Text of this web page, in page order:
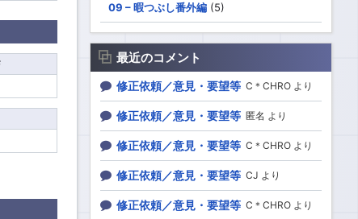
09 – 暇つぶし番外編 (5)
最近のコメント
修正依頼／意見・要望等 C＊CHRO より
修正依頼／意見・要望等 匿名 より
修正依頼／意見・要望等 C＊CHRO より
修正依頼／意見・要望等 CJ より
修正依頼／意見・要望等 C＊CHRO より